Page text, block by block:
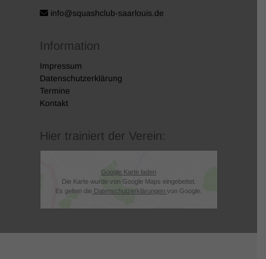
info@squashclub-saarlouis.de
Information
Impressum
Datenschutzerklärung
Termine
Kontakt
Hier trainiert der Verein:
Google Karte laden
Die Karte wurde von Google Maps eingebettet.
Es gelten die Datenschutzerklärungen von Google.